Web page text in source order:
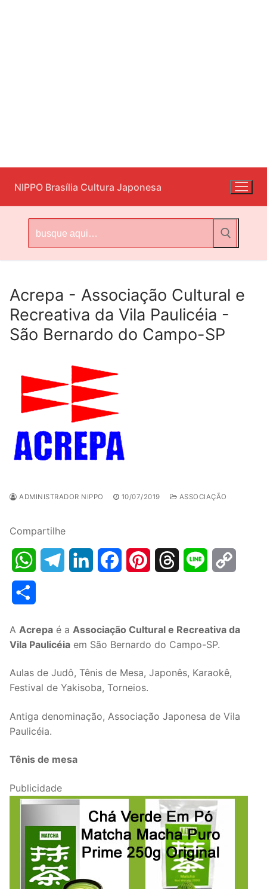
para
o
conteúdo
NIPPO Brasília Cultura Japonesa
por:
Acrepa - Associação Cultural e
Recreativa da Vila Paulicéia -
São Bernardo do Campo-SP
ADMINISTRADOR NIPPO 10/07/2019 ASSOCIAÇÃO
Compartilhe
WhatsAppTelegramLinkedInFacebookPinterestThreads Line
A Acrepa é a Associação Cultural e Recreativa da
Vila Paulicéia em São Bernardo do Campo-SP.
Aulas de Judô, Tênis de Mesa, Japonês, Karaokê,
Festival de Yakisoba, Torneios.
Antiga denominação, Associação Japonesa de Vila
Paulicéia.
Tênis de mesa
Publicidade